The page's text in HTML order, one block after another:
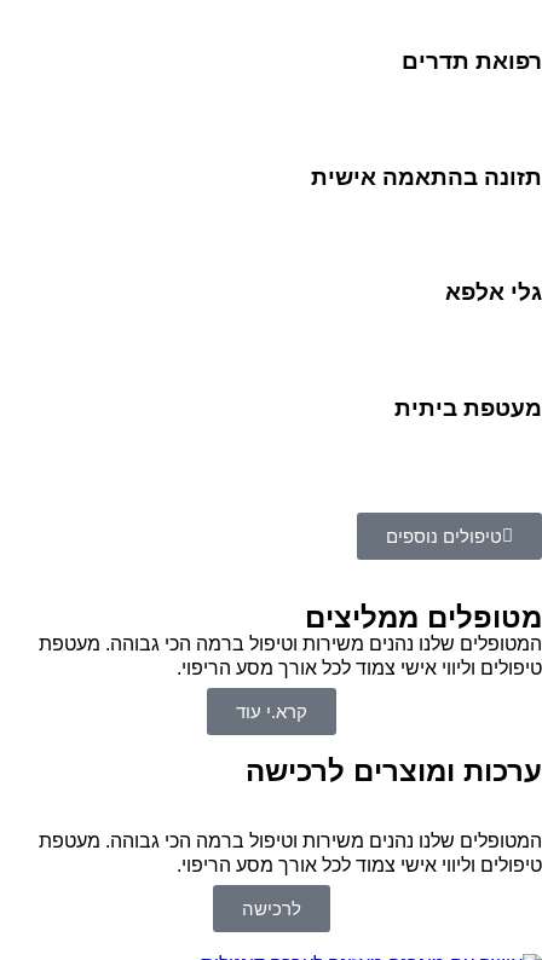
רפואת תדרים
תזונה בהתאמה אישית
גלי אלפא
מעטפת ביתית
טיפולים נוספים
מטופלים ממליצים
המטופלים שלנו נהנים משירות וטיפול ברמה הכי גבוהה. מעטפת
טיפולים וליווי אישי צמוד לכל אורך מסע הריפוי.
קרא.י עוד
ערכות ומוצרים לרכישה
המטופלים שלנו נהנים משירות וטיפול ברמה הכי גבוהה. מעטפת
טיפולים וליווי אישי צמוד לכל אורך מסע הריפוי.
לרכישה